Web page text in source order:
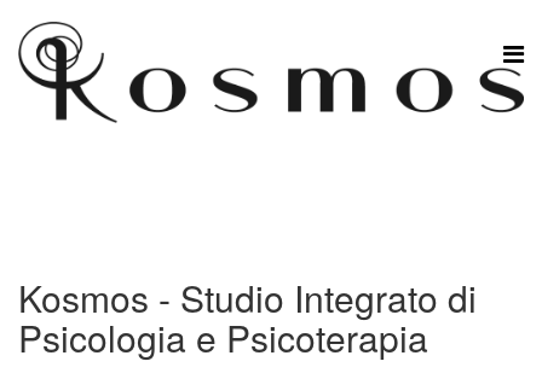
Kosmos - Studio Integrato di
Psicologia e Psicoterapia